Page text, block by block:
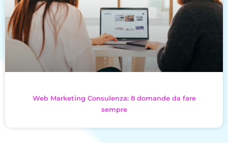
Web Marketing Consulenza: 8 domande da fare
sempre